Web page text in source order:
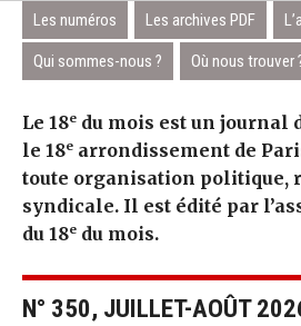
Les numéros Les archives PDF
Qui sommes-nous ? Où nous trouver
Le 18e du mois est un journal
le 18e arrondissement de
toute organisation politique,
syndicale. Il est édité par
du 18e du mois.
N° 350, JUILLET-AOÛT